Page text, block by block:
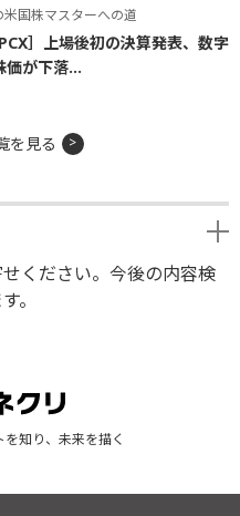
米国株マスターへの道
］上場後初の決算発表、数字
価が下落...
を見る
ください。今後の内容検
。
知り、未来を描く